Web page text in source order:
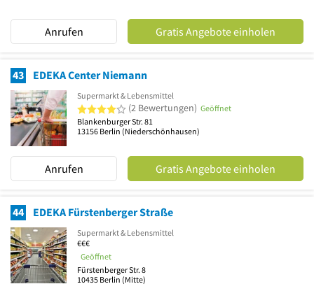
Anrufen Gratis Angebote einholen
43 EDEKA Center Niemann
Supermarkt & Lebensmittel
4 von 5 Sternen
(2 Bewertungen) Geöffnet
Blankenburger Str. 81
13156 Berlin (Niederschönhausen)
Anrufen Gratis Angebote einholen
44 EDEKA Fürstenberger Straße
Supermarkt & Lebensmittel
€€€
Geöffnet
Fürstenberger Str. 8
10435 Berlin (Mitte)